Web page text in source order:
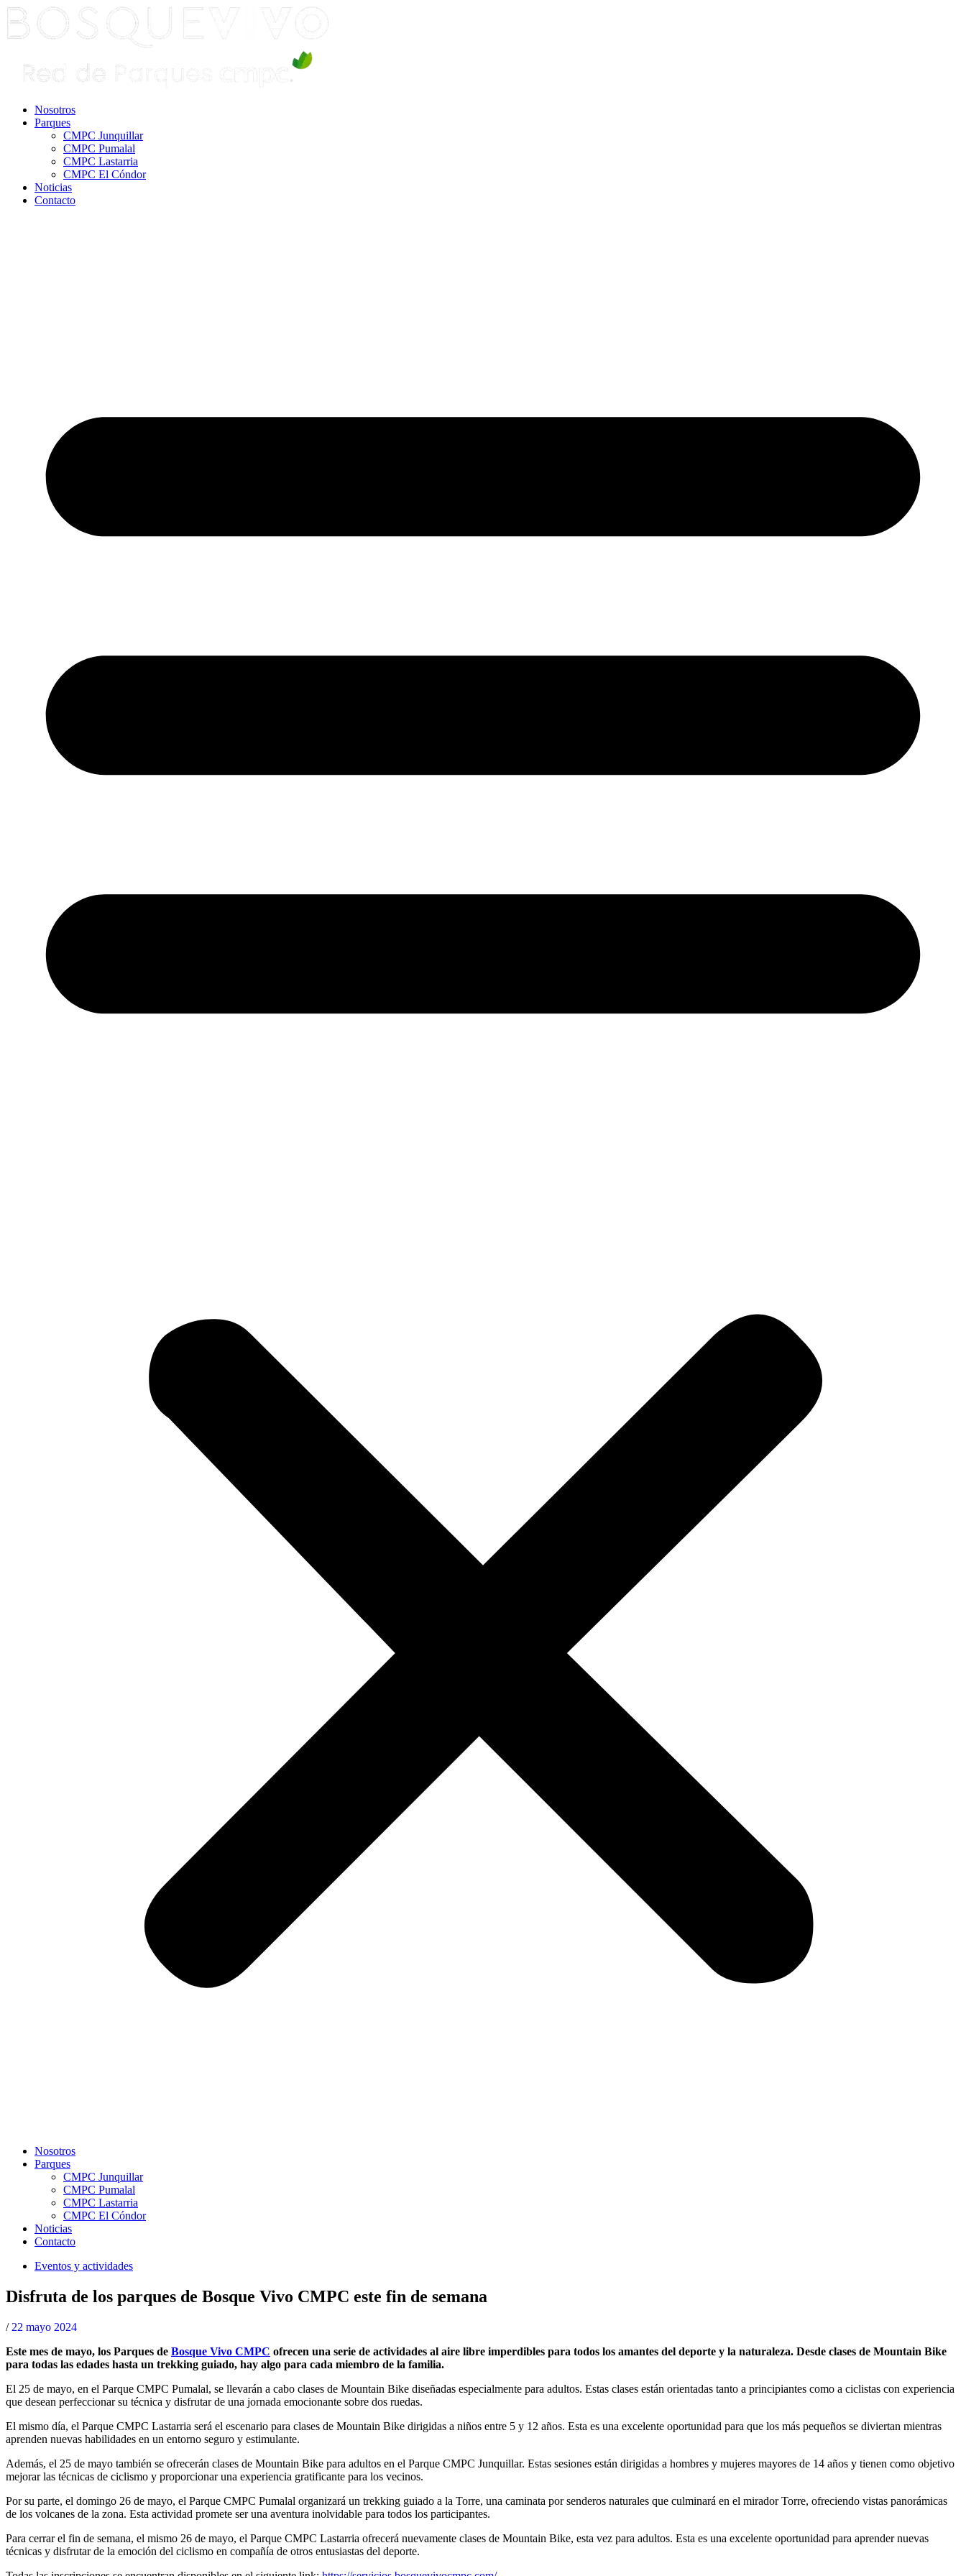
Ir
al
contenido
Nosotros
Parques
CMPC Junquillar
CMPC Pumalal
CMPC Lastarria
CMPC El Cóndor
Noticias
Contacto
Nosotros
Parques
CMPC Junquillar
CMPC Pumalal
CMPC Lastarria
CMPC El Cóndor
Noticias
Contacto
Eventos y actividades
Disfruta de los parques de Bosque Vivo CMPC este fin de semana
/ 22 mayo 2024
Este mes de mayo, los Parques de Bosque Vivo CMPC ofrecen una serie de actividades al aire libre imperdibles para todos los amantes del deporte y la naturaleza. Desde clases de Mountain Bike
para todas las edades hasta un trekking guiado, hay algo para cada miembro de la familia.
El 25 de mayo, en el Parque CMPC Pumalal, se llevarán a cabo clases de Mountain Bike diseñadas especialmente para adultos. Estas clases están orientadas tanto a principiantes como a ciclistas con experiencia
que desean perfeccionar su técnica y disfrutar de una jornada emocionante sobre dos ruedas.
El mismo día, el Parque CMPC Lastarria será el escenario para clases de Mountain Bike dirigidas a niños entre 5 y 12 años. Esta es una excelente oportunidad para que los más pequeños se diviertan mientras
aprenden nuevas habilidades en un entorno seguro y estimulante.
Además, el 25 de mayo también se ofrecerán clases de Mountain Bike para adultos en el Parque CMPC Junquillar. Estas sesiones están dirigidas a hombres y mujeres mayores de 14 años y tienen como objetivo
mejorar las técnicas de ciclismo y proporcionar una experiencia gratificante para los vecinos.
Por su parte, el domingo 26 de mayo, el Parque CMPC Pumalal organizará un trekking guiado a la Torre, una caminata por senderos naturales que culminará en el mirador Torre, ofreciendo vistas panorámicas
de los volcanes de la zona. Esta actividad promete ser una aventura inolvidable para todos los participantes.
Para cerrar el fin de semana, el mismo 26 de mayo, el Parque CMPC Lastarria ofrecerá nuevamente clases de Mountain Bike, esta vez para adultos. Esta es una excelente oportunidad para aprender nuevas
técnicas y disfrutar de la emoción del ciclismo en compañía de otros entusiastas del deporte.